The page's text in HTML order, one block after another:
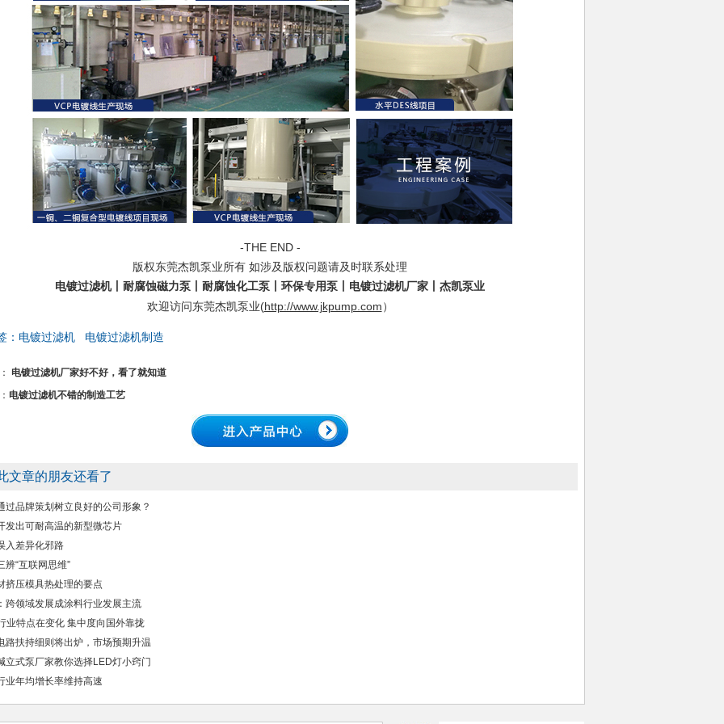
-THE END -
版权东莞杰凯泵业所有 如涉及版权问题请及时联系处理
电镀过滤机丨 耐腐蚀磁力泵 丨耐腐蚀化工泵丨环保专用泵丨电镀过滤机厂家丨杰凯泵业
欢迎访问东莞杰凯泵业(http://www.jkpump.com ）
： 电镀过滤机 电镀过滤机制造
电镀过滤机厂家好不好，看了就知道
电镀过滤机不错的制造工艺
文章的朋友还看了
过品牌策划树立良好的公司形象？
发出可耐高温的新型微芯片
入差异化邪路
辨“互联网思维”
挤压模具热处理的要点
跨领域发展成涂料行业发展主流
业特点在变化 集中度向国外靠拢
路扶持细则将出炉，市场预期升温
立式泵厂家教你选择LED灯小窍门
业年均增长率维持高速